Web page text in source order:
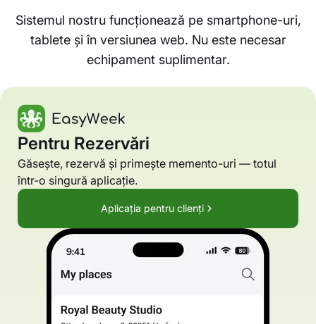
Sistemul nostru funcționează pe smartphone-uri,
tablete și în versiunea web. Nu este necesar
echipament suplimentar.
Pentru Rezervări
Găsește, rezervă și primește memento-uri — totul
într-o singură aplicație.
Aplicația pentru clienți